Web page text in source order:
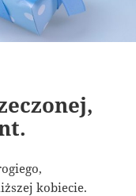
kobiecie.